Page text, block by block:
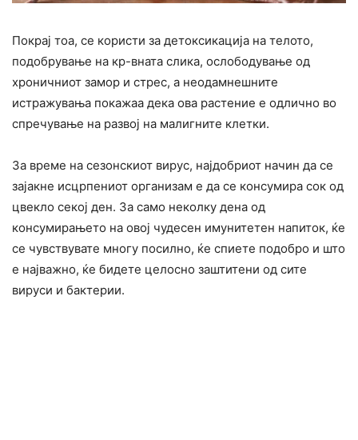
Покрај тоа, се користи за детоксикација на телото,
подобрување на кр-вната слика, ослободување од
хроничниот замор и стрес, а неодамнешните
истражувања покажаа дека ова растение е одлично во
спречување на развој на малигните клетки.
За време на сезонскиот вирус, најдобриот начин да се
зајакне исцрпениот организам е да се консумира сок од
цвекло секој ден. За само неколку дена од
консумирањето на овој чудесен имунитетен напиток, ќе
се чувствувате многу посилно, ќе спиете подобро и што
е најважно, ќе бидете целосно заштитени од сите
вируси и бактерии.